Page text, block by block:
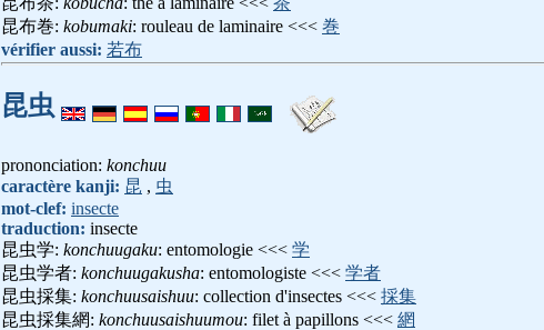
昆布巻: kobumaki: rouleau de laminaire <<< 巻
vérifier aussi: 若布
昆虫
prononciation: konchuu
caractère kanji: 昆 , 虫
mot-clef: insecte
traduction: insecte
昆虫学: konchuugaku: entomologie <<< 学
昆虫学者: konchuugakusha: entomologiste <<< 学者
昆虫採集: konchuusaishuu: collection d'insectes <<< 採集
昆虫採集網: konchuusaishuumou: filet à papillons <<< 網